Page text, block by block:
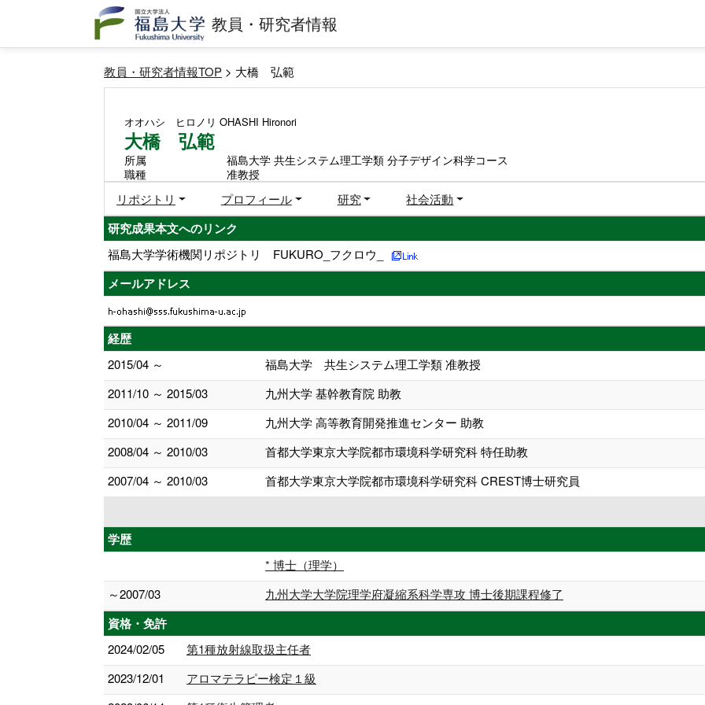
教員・研究者情報
教員・研究者情報TOP > 大橋 弘範
オオハシ ヒロノリ OHASHI Hironori
大橋 弘範
所属
福島大学 共生システム理工学類 分子デザイン科学コース
職種
准教授
リポジトリ プロフィール 研究 社会活動
研究成果本文へのリンク
福島大学学術機関リポジトリ FUKURO_フクロウ_
メールアドレス
経歴
2015/04 ～
福島大学 共生システム理工学類 准教授
2011/10 ～ 2015/03
九州大学 基幹教育院 助教
2010/04 ～ 2011/09
九州大学 高等教育開発推進センター 助教
2008/04 ～ 2010/03
首都大学東京大学院都市環境科学研究科 特任助教
2007/04 ～ 2010/03
首都大学東京大学院都市環境科学研究科 CREST博士研究員
学歴
* 博士（理学）
～2007/03
九州大学大学院理学府凝縮系科学専攻 博士後期課程修了
資格・免許
2024/02/05
第1種放射線取扱主任者
2023/12/01
アロマテラピー検定１級